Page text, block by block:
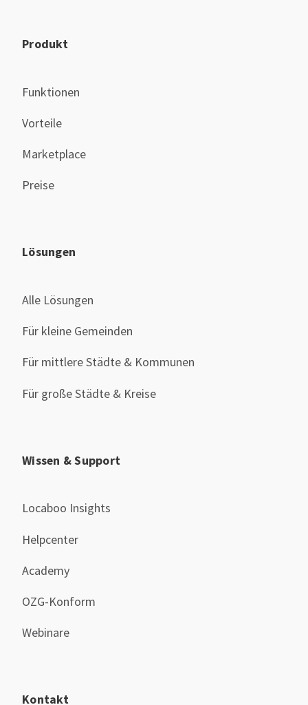
Produkt
Funktionen
Vorteile
Marketplace
Preise
Lösungen
Alle Lösungen
Für kleine Gemeinden
Für mittlere Städte & Kommunen
Für große Städte & Kreise
Wissen & Support
Locaboo Insights
Helpcenter
Academy
OZG-Konform
Webinare
Kontakt